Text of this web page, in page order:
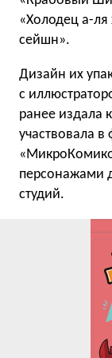
«Холодец а-
сейшн».
Дизайн их
с
ранее издала
участвовала в
персонажами
студий.